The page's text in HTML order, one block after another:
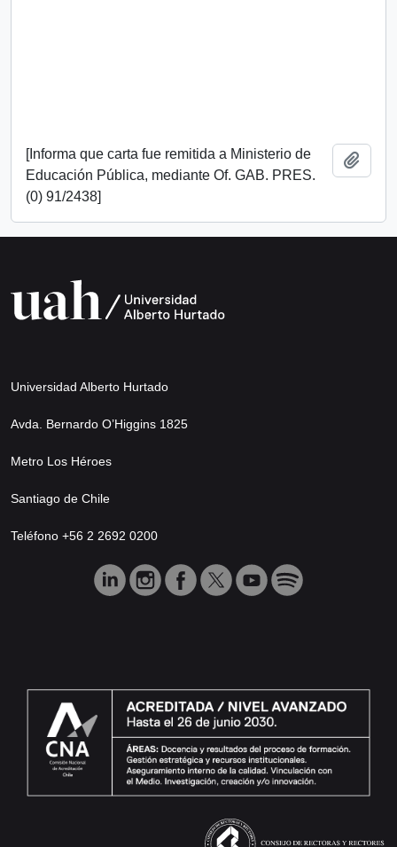
[Informa que carta fue remitida a Ministerio de
Educación Pública, mediante Of. GAB. PRES.
(0) 91/2438]
Universidad Alberto Hurtado
Avda. Bernardo O’Higgins 1825
Metro Los Héroes
Santiago de Chile
Teléfono +56 2 2692 0200